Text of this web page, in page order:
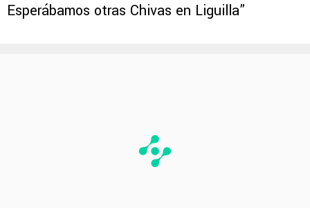
Esperábamos otras Chivas en Liguilla”